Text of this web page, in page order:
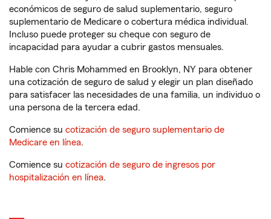
económicos de seguro de salud suplementario, seguro
suplementario de Medicare o cobertura médica individual.
Incluso puede proteger su cheque con seguro de
incapacidad para ayudar a cubrir gastos mensuales.
Hable con Chris Mohammed en Brooklyn, NY para obtener
una cotización de seguro de salud y elegir un plan diseñado
para satisfacer las necesidades de una familia, un individuo o
una persona de la tercera edad.
Comience su cotización de seguro suplementario de
Medicare en línea.
Comience su cotización de seguro de ingresos por
hospitalización en línea.